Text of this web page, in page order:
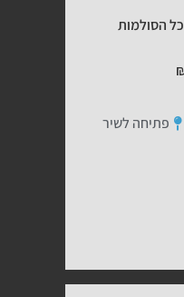
הסולמות
פתיחה לשיר